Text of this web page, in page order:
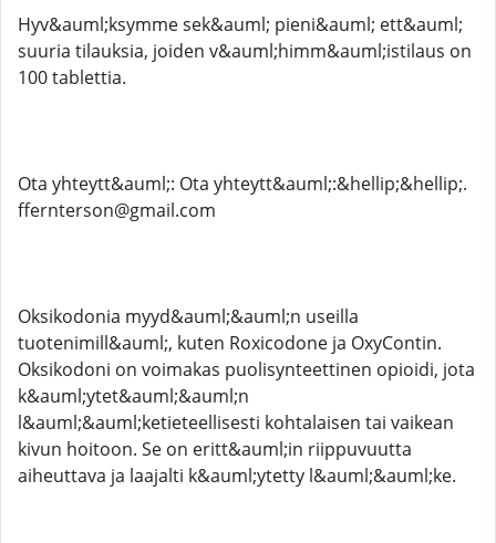
Hyv&auml;ksymme sek&auml; pieni&auml; ett&auml;
suuria tilauksia, joiden v&auml;himm&auml;istilaus on
100 tablettia.
Ota yhteytt&auml;: Ota yhteytt&auml;:&hellip;&hellip;.
ffernterson@gmail.com
Oksikodonia myyd&auml;&auml;n useilla
tuotenimill&auml;, kuten Roxicodone ja OxyContin.
Oksikodoni on voimakas puolisynteettinen opioidi, jota
k&auml;ytet&auml;&auml;n
l&auml;&auml;ketieteellisesti kohtalaisen tai vaikean
kivun hoitoon. Se on eritt&auml;in riippuvuutta
aiheuttava ja laajalti k&auml;ytetty l&auml;&auml;ke.